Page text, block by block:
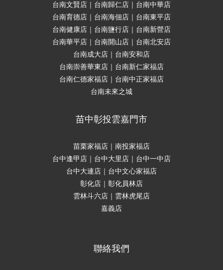
台南文賢店｜台南歸仁店｜台南中華店
台南育德店｜台南海佃店｜台南東平店
台南健康店｜台南鹽行店｜台南新營店
台南華平店｜台南開山店｜台南北安店
台南成大店｜台南安和店
台南崇善華東店｜台南新仁家福店
台南仁德家福店｜台南中正家福店
台南未來之城
苗中彰投雲嘉門市
苗栗家福店｜南投家福店
台中逢甲店｜台中大里店｜台中一中店
台中大連店｜台中文心家福店
彰化店｜彰化員林店
雲林斗六店｜雲林虎尾店
嘉義店
聯絡我們